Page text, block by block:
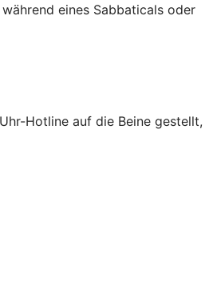
eines Sabbaticals oder
Hotline auf die Beine gestellt,